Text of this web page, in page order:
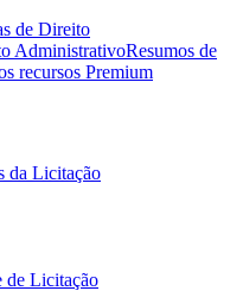
de Direito
AdministrativoResumos de
recursos Premium
da Licitação
de Licitação